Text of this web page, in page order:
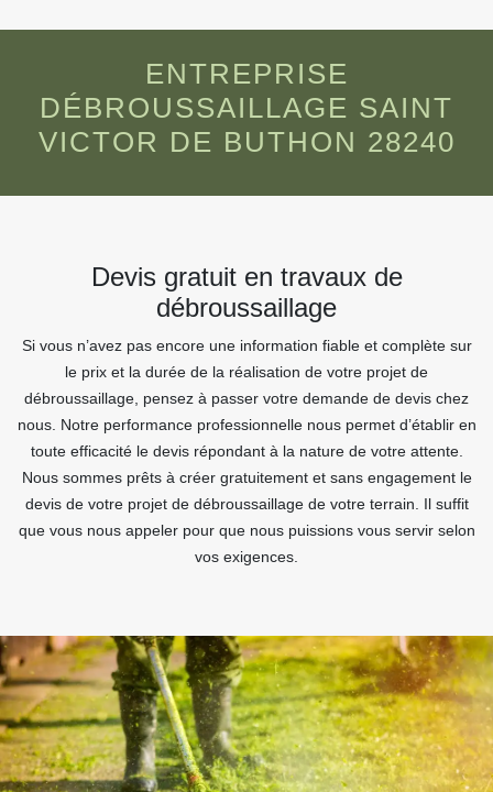
ENTREPRISE
DÉBROUSSAILLAGE SAINT
VICTOR DE BUTHON 28240
Devis gratuit en travaux de
débroussaillage
Si vous n’avez pas encore une information fiable et complète sur
le prix et la durée de la réalisation de votre projet de
débroussaillage, pensez à passer votre demande de devis chez
nous. Notre performance professionnelle nous permet d’établir en
toute efficacité le devis répondant à la nature de votre attente.
Nous sommes prêts à créer gratuitement et sans engagement le
devis de votre projet de débroussaillage de votre terrain. Il suffit
que vous nous appeler pour que nous puissions vous servir selon
vos exigences.